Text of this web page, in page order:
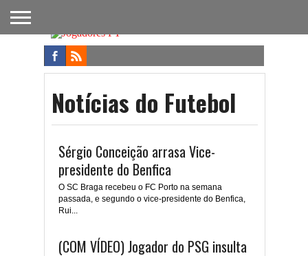
FUTEBOL
NACIONAL
FUTEBOL
INTERNACIONAL
NOTÍCIAS
ONDE
ASSISTIR
FUTEBOL
NA TV
APOSTAS
Notícias do Futebol
Sérgio Conceição arrasa Vice-
presidente do Benfica
O SC Braga recebeu o FC Porto na semana
passada, e segundo o vice-presidente do Benfica,
Rui...
(COM VÍDEO) Jogador do PSG insulta